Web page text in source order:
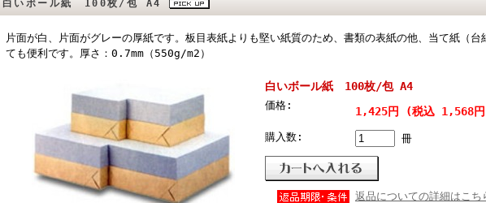
白いボール紙 100枚/包 A4
片面が白、片面がグレーの厚紙です。板目表紙よりも堅い紙質のため、書類の表紙の他、当て紙（台
ても便利です。厚さ：0.7mm（550g/m2）
白いボール紙 100枚/包 A4
価格: 1,425円 (税込 1,568
購入数: 冊
返品についての詳細はこち